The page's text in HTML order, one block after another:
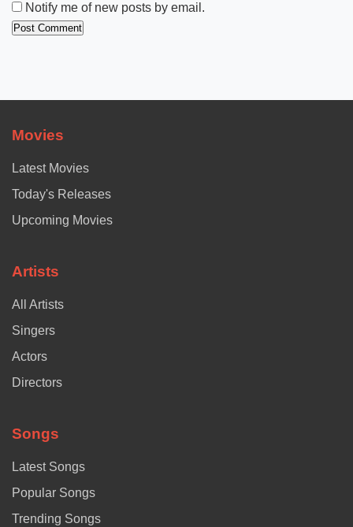
Notify me of new posts by email.
Movies
Latest Movies
Today's Releases
Upcoming Movies
Artists
All Artists
Singers
Actors
Directors
Songs
Latest Songs
Popular Songs
Trending Songs